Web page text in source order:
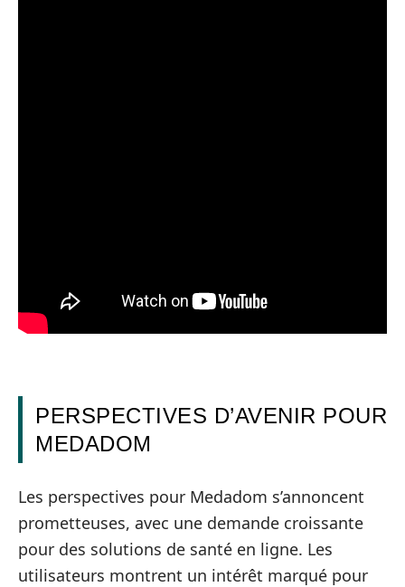
PERSPECTIVES D’AVENIR POUR
MEDADOM
Les perspectives pour Medadom s’annoncent
prometteuses, avec une demande croissante
pour des solutions de santé en ligne. Les
utilisateurs montrent un intérêt marqué pour